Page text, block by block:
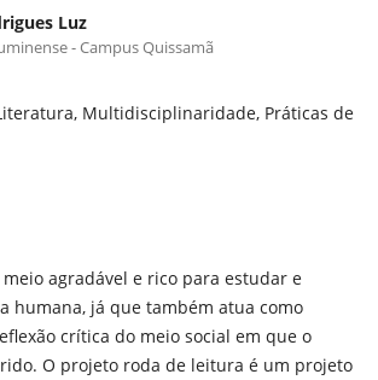
Luz
- Campus Quissamã
Multidisciplinaridade, Práticas de
agradável e rico para estudar e
humana, já que também atua como
crítica do meio social em que o
O projeto roda de leitura é um projeto